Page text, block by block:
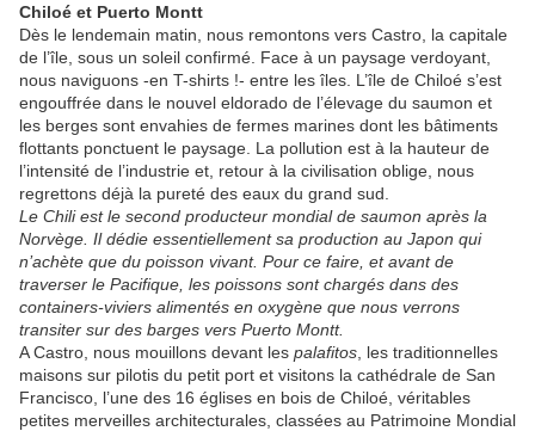
Chiloé et Puerto Montt
Dès le lendemain matin, nous remontons vers Castro, la capitale
de l’île, sous un soleil confirmé. Face à un paysage verdoyant,
nous naviguons -en T-shirts !- entre les îles. L’île de Chiloé s’est
engouffrée dans le nouvel eldorado de l’élevage du saumon et
les berges sont envahies de fermes marines dont les bâtiments
flottants ponctuent le paysage. La pollution est à la hauteur de
l’intensité de l’industrie et, retour à la civilisation oblige, nous
regrettons déjà la pureté des eaux du grand sud.
Le Chili est le second producteur mondial de saumon après la
Norvège. Il dédie essentiellement sa production au Japon qui
n’achète que du poisson vivant. Pour ce faire, et avant de
traverser le Pacifique, les poissons sont chargés dans des
containers-viviers alimentés en oxygène que nous verrons
transiter sur des barges vers Puerto Montt.
A Castro, nous mouillons devant les palafitos , les traditionnelles
maisons sur pilotis du petit port et visitons la cathédrale de San
Francisco, l’une des 16 églises en bois de Chiloé, véritables
petites merveilles architecturales, classées au Patrimoine Mondial